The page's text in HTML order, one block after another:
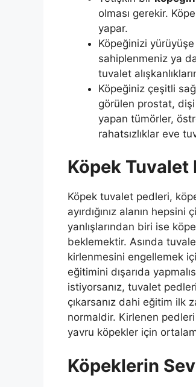
olması gerekir.
yapar.
Köpeğinizi
sahiplenmeniz ya
tuvalet
Köpeğiniz çeşitli
görülen prostat,
yapan tümörler,
rahatsızlıklar eve
Köpek Tuvalet
Köpek tuvalet pedleri,
ayırdığınız alanın
yanlışlarından biri ise
beklemektir. Asında
kirlenmesini engellemek
eğitimini dışarıda
istiyorsanız, tuvalet
çıkarsanız dahi eğitim ilk
normaldir. Kirlenen
yavru köpekler için
Köpeklerin